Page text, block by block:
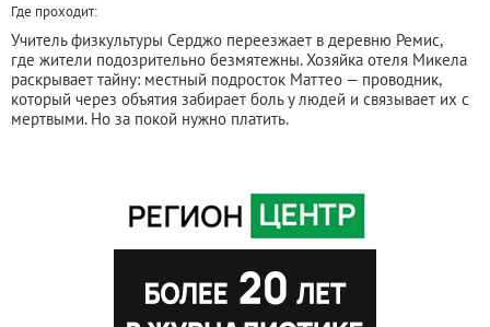
Где проходит:
Учитель физкультуры Серджо переезжает в деревню Ремис,
где жители подозрительно безмятежны. Хозяйка отеля Микела
раскрывает тайну: местный подросток Маттео — проводник,
который через объятия забирает боль у людей и связывает их с
мертвыми. Но за покой нужно платить.